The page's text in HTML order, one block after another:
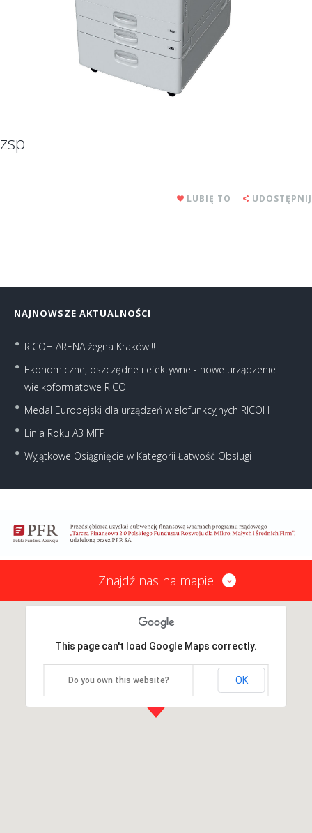
zsp
LUBIĘ TO UDOSTĘPNIJ
NAJNOWSZE AKTUALNOŚCI
RICOH ARENA żegna Kraków!!!
Ekonomiczne, oszczędne i efektywne - nowe urządzenie
wielkoformatowe RICOH
Medal Europejski dla urządzeń wielofunkcyjnych RICOH
Linia Roku A3 MFP
Wyjątkowe Osiągnięcie w Kategorii Łatwość Obsługi
Znajdź nas na mapie
This page can't load Google Maps correctly.
Do you own this website? OK